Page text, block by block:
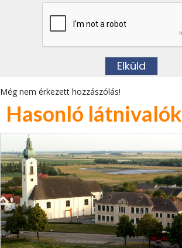
Még nem érkezett hozzászólás!
Hasonló látnivalók